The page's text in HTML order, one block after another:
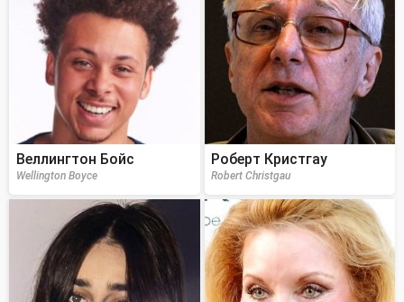
Веллингтон Бойс
Wellington Boyce
Роберт Кристгау
Robert Christgau